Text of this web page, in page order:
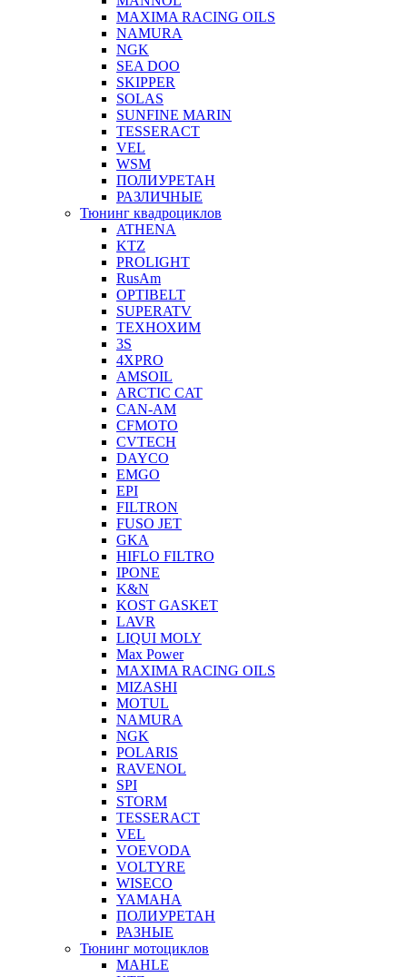
MAXIMA RACING OILS
NAMURA
NGK
SEA DOO
SKIPPER
SOLAS
SUNFINE MARIN
TESSERACT
VEL
WSM
ПОЛИУРЕТАН
РАЗЛИЧНЫЕ
Тюнинг квадроциклов
ATHENA
KTZ
PROLIGHT
RusAm
OPTIBELT
SUPERATV
ТЕХНОХИМ
3S
4XPRO
AMSOIL
ARCTIC CAT
CAN-AM
CFMOTO
CVTECH
DAYCO
EMGO
EPI
FILTRON
FUSO JET
GKA
HIFLO FILTRO
IPONE
K&N
KOST GASKET
LAVR
LIQUI MOLY
Max Power
MAXIMA RACING OILS
MIZASHI
MOTUL
NAMURA
NGK
POLARIS
RAVENOL
SPI
STORM
TESSERACT
VEL
VOEVODA
VOLTYRE
WISECO
YAMAHA
ПОЛИУРЕТАН
РАЗНЫЕ
Тюнинг мотоциклов
MAHLE